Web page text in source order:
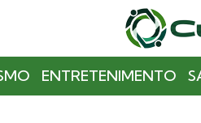
ENTRETENIMENTO